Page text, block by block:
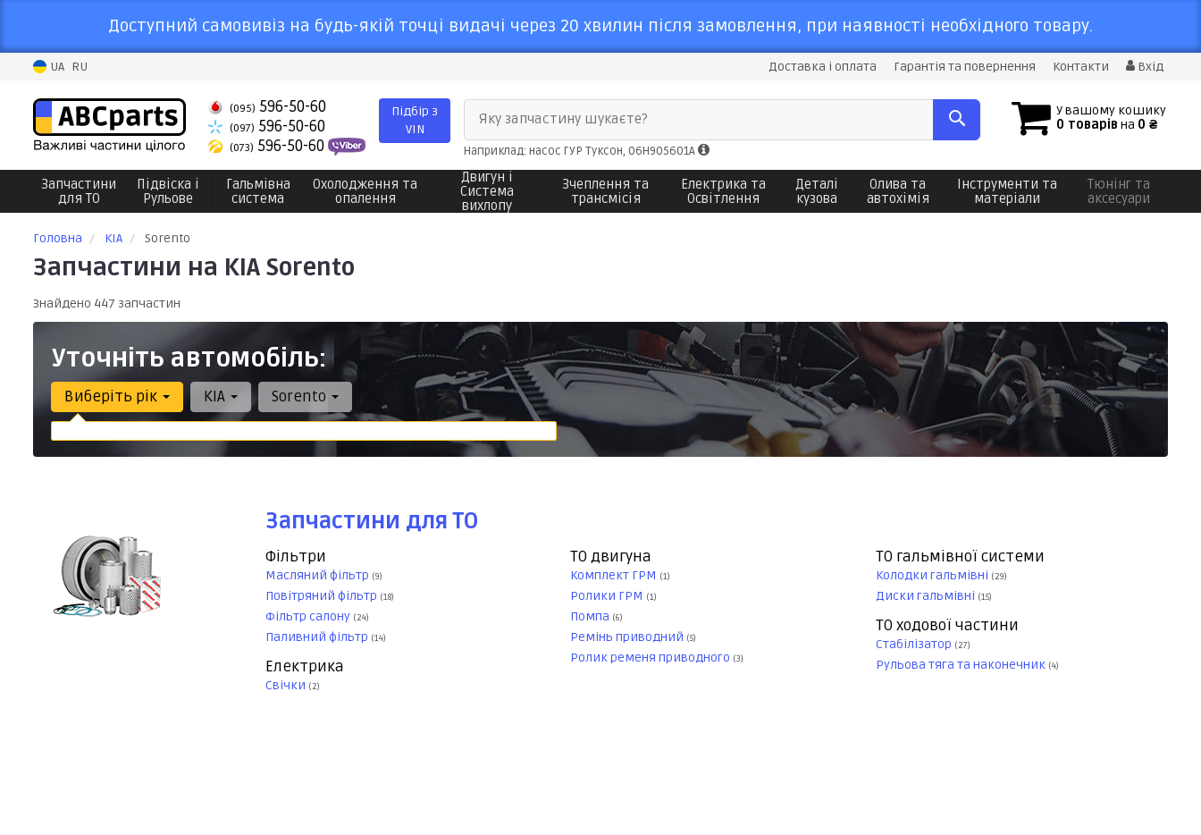
Доступний самовивіз на будь-якій точці видачі через 20 хвилин після замовлення, при наявності необхідного товару.
UA RU Доставка і оплата Гарантія та повернення Контакти Вхід
(095) 596-50-60
(097) 596-50-60
(073) 596-50-60
Підбір з
VIN
У вашому кошику
0 товарів на 0 ₴
Яку запчастину шукаєте?
Наприклад: насос ГУР Туксон, 06H905601A
Запчастини
для ТО
Підвіска і
Рульове
Гальмівна
система
Охолодження та
опалення
Двигун і
Система
вихлопу
Зчеплення та
трансмісія
Електрика та
Освітлення
Деталі
кузова
Олива та
автохімія
Інструменти та
матеріали
Тюнінг та
аксесуари
Головна KIA Sorento
Запчастини на KIA Sorento
Знайдено 447 запчастин
Уточніть автомобіль:
Виберіть рік KIA Sorento
Запчастини для ТО
Фільтри
Масляний фільтр (9)
Повітряний фільтр (18)
Фільтр салону (24)
Паливний фільтр (14)
ТО двигуна
Комплект ГРМ (1)
Ролики ГРМ (1)
Помпа (6)
Ремінь приводний (5)
Ролик ременя приводного (3)
ТО гальмівної системи
Колодки гальмівні (29)
Диски гальмівні (15)
ТО ходової частини
Стабілізатор (27)
Рульова тяга та наконечник (4)
Електрика
Свічки (2)